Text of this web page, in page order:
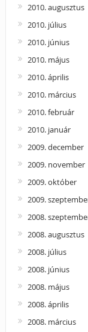
2010. augusztus
2010. július
2010. június
2010. május
2010. április
2010. március
2010. február
2010. január
2009. december
2009. november
2009. október
2009.
2008.
2008. augusztus
2008. július
2008. június
2008. május
2008. április
2008. március